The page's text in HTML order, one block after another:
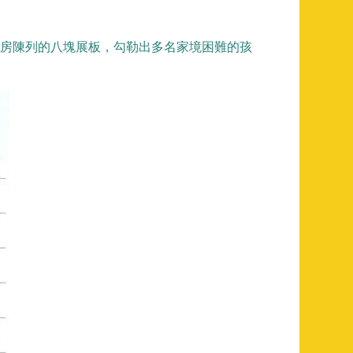
陳列的八塊展板，勾勒出多名家境困難的孩